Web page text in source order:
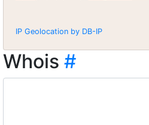
IP Geolocation by DB-IP
Whois #